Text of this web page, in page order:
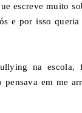
escreve muito
e por isso
na escola,
em me